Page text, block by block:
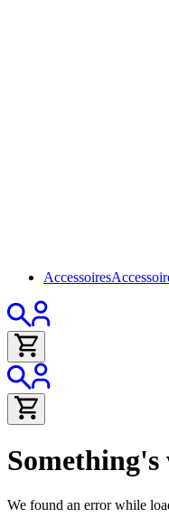
Accessoires
Something's
We found an error while